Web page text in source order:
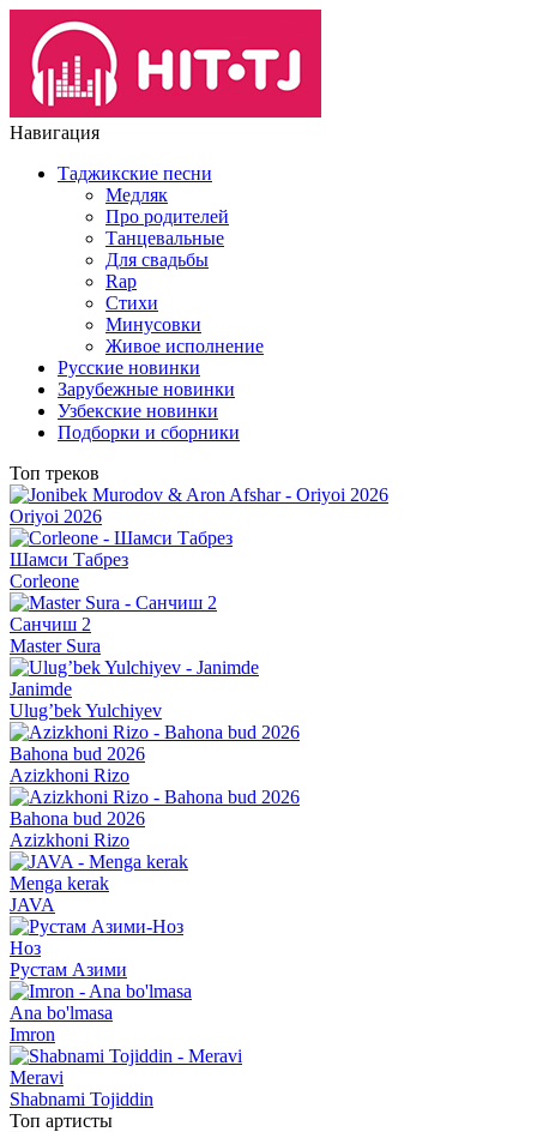
Навигация
Таджикские песни
Медляк
Про родителей
Танцевальные
Для свадьбы
Rap
Стихи
Минусовки
Живое исполнение
Русские новинки
Зарубежные новинки
Узбекские новинки
Подборки и сборники
Топ треков
Oriyoi 2026
Шамси Табрез
Corleone
Санчиш 2
Master Sura
Janimde
Ulug’bek Yulchiyev
Bahona bud 2026
Azizkhoni Rizo
Bahona bud 2026
Azizkhoni Rizo
Menga kerak
JAVA
Ноз
Рустам Азими
Ana bo'lmasa
Imron
Meravi
Shabnami Tojiddin
Топ артисты